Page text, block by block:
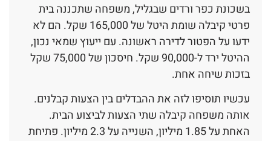
בשכונת כפר ורדים שבגליל, משפחה שתכננה בית
פרטי קיבלה שומת היטל של 165,000 שקל. הם לא
ידעו על הפטור לדירה ראשונה. עם ייעוץ שמאי נכון,
ההיטל ירד ל-90,000 שקל. חיסכון של 75,000 שקל
בזכות שיחה אחת.
עכשיו תוסיפו לזה את ההבדלים בין הצעות קבלנים.
אותה משפחה קיבלה שתי הצעות לביצוע הבית.
האחת על 1.85 מיליון, השנייה על 2.3 מיליון. פתיחת